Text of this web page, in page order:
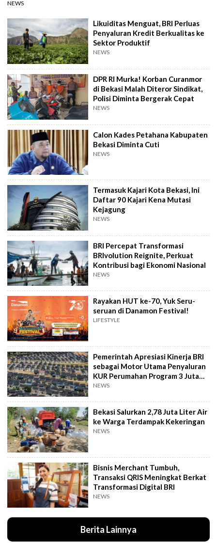
NEWS
Likuiditas Menguat, BRI Perluas
Penyaluran Kredit Berkualitas ke
Sektor Produktif
NEWS
DPR RI Murka! Korban Curanmor
di Bekasi Malah Diteror Sindikat,
Polisi Diminta Bergerak Cepat
NEWS
Calon Kades Petahana Kabupaten
Bekasi Diminta Cuti
NEWS
Termasuk Kajari Kota Bekasi, Ini
Daftar 90 Kajari Kena Mutasi
Kejagung
NEWS
BRI Percepat Transformasi
BRIvolution Reignite, Perkuat
Kontribusi bagi Ekonomi Nasional
NEWS
Rayakan HUT ke-70, Yuk Seru-
seruan di Danamon Festival!
LIFESTYLE
Pemerintah Apresiasi Kinerja BRI
sebagai Motor Utama Penyaluran
KUR Perumahan Program 3 Juta
Rumah
NEWS
Bekasi Salurkan 2,78 Juta Liter Air
ke Warga Terdampak Kekeringan
NEWS
Bisnis Merchant Tumbuh,
Transaksi QRIS Meningkat Berkat
Transformasi Digital BRI
NEWS
Berita Lainnya